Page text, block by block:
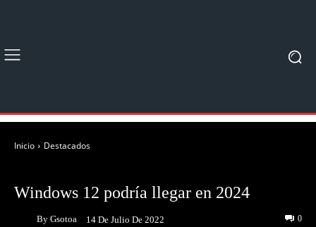
Inicio Destacados
Windows 12 podría llegar en 2024
By Gsotoa 14 De Julio De 2022 0